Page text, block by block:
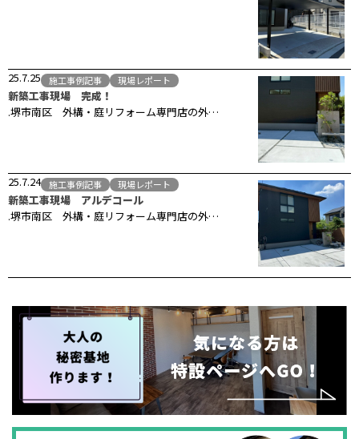
25.7.25 施工事例記事 現場レポート
新築工事現場 完成！
.堺市南区 外構・庭リフォーム専門店の外…
25.7.24 施工事例記事 現場レポート
新築工事現場 アルデコール
.堺市南区 外構・庭リフォーム専門店の外…